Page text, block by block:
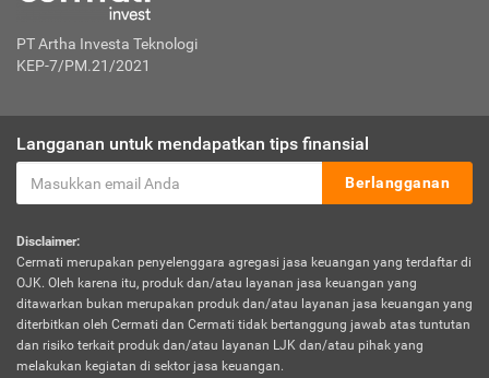
PT Artha Investa Teknologi
KEP-7/PM.21/2021
Langganan untuk mendapatkan tips finansial
Berlangganan
Disclaimer:
Cermati merupakan penyelenggara agregasi jasa keuangan yang terdaftar di
OJK. Oleh karena itu, produk dan/atau layanan jasa keuangan yang
ditawarkan bukan merupakan produk dan/atau layanan jasa keuangan yang
diterbitkan oleh Cermati dan Cermati tidak bertanggung jawab atas tuntutan
dan risiko terkait produk dan/atau layanan LJK dan/atau pihak yang
melakukan kegiatan di sektor jasa keuangan.